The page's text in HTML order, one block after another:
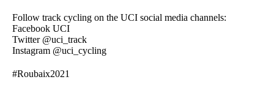
Follow track cycling on the UCI social media channels:
Facebook UCI
Twitter @uci_track
Instagram @uci_cycling
#Roubaix2021